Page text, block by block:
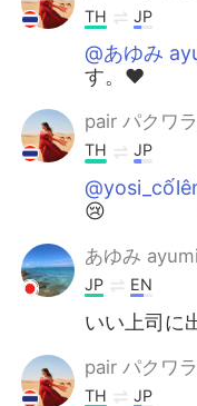
TH JP
@あゆみ
す。❤
pair パクワ
TH JP
😢
あゆみ ayumi
JP EN
いい上司に
pair パクワ
TH JP